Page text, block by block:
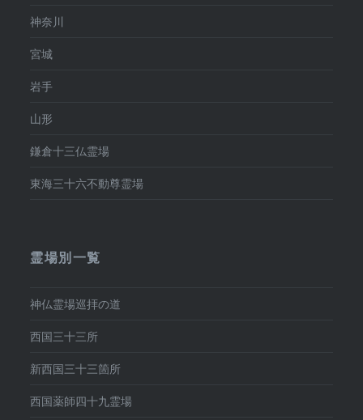
神奈川
宮城
岩手
山形
鎌倉十三仏霊場
東海三十六不動尊霊場
霊場別一覧
神仏霊場巡拝の道
西国三十三所
新西国三十三箇所
西国薬師四十九霊場